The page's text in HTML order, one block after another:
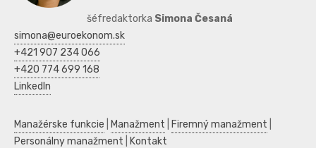
šéfredaktorka Simona Česaná
simona@euroekonom.sk
+421 907 234 066
+420 774 699 168
LinkedIn
Manažérske funkcie Manažment Firemný manažment
Personálny manažment
Kontakt